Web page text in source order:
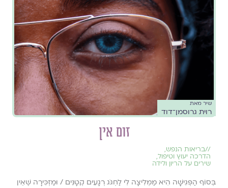
שיר מאת
רוית גרוסמן־דוד
זום אין
//בריאות הנפש,
הדרכה יעוץ וטיפול,
שירים על הריון ולידה
בְּסוֹף הַפְּגִישָָׁה הִיא מַמְלִיצָה לִי לַחְגֹּג רְגָעִים קְטָנִּים / וּמַזְכִּירָה שֶׁאֵין